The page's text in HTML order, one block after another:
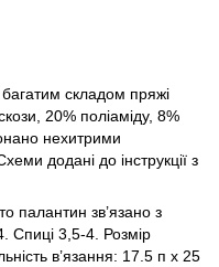
складом пряжі
20% поліаміду, 8%
нехитрими
додані до інструкції з
палантин зв’язано з
Спиці 3,5-4. Розмір
в’язання: 17.5 п х 25